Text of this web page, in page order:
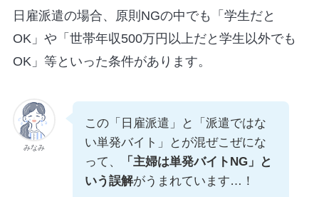
日雇派遣の場合、原則NGの中でも「学生だと
OK」や「世帯年収500万円以上だと学生以外でも
OK」等といった条件があります。
みなみ
この「日雇派遣」と「派遣ではな
い単発バイト」とが混ぜこぜにな
って、
「主婦は単発バイトNG」と
いう誤解がうまれています…！